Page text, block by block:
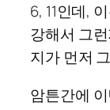
6, 11인데,
강해서 그
지가 먼저
암튼간에